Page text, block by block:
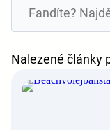
Nalezené články